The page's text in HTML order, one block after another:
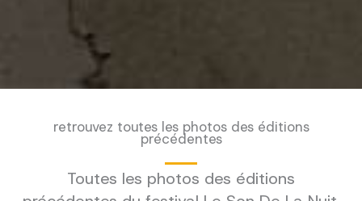
retrouvez toutes les photos des éditions
précédentes
Toutes les photos des éditions